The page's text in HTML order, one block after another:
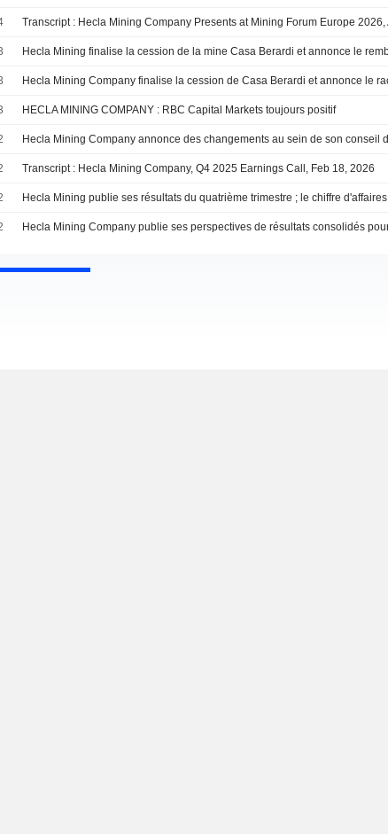
HECLA MINING COMPANY : RBC Capital Markets toujours positif
Transcript : Hecla Mining Company, Q4 2025 Earnings Call, Feb 18, 2026